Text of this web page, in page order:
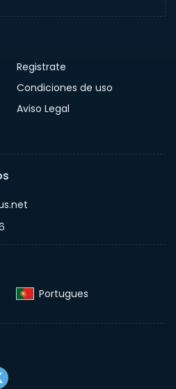
Registrate
Condiciones de uso
Aviso Legal
Portugues‎